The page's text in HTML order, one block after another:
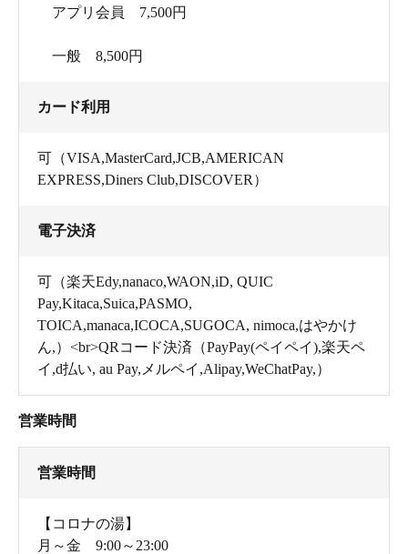
アプリ会員 7,500円
一般 8,500円
カード利用
可（VISA,MasterCard,JCB,AMERICAN
EXPRESS,Diners Club,DISCOVER）
電子決済
可（楽天Edy,nanaco,WAON,iD, QUIC
Pay,Kitaca,Suica,PASMO,
TOICA,manaca,ICOCA,SUGOCA, nimoca,はやかけ
ん,）<br>QRコード決済（PayPay(ペイペイ),楽天ペ
イ,d払い, au Pay,メルペイ,Alipay,WeChatPay,）
営業時間
営業時間
【コロナの湯】
月～金 9:00～23:00